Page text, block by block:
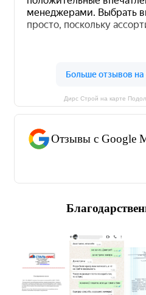
Дирс Строй на карте
Отзывы с Google